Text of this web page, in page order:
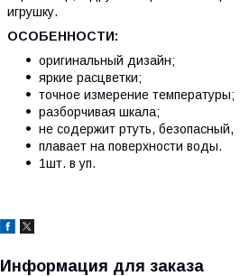
игрушку.
ОСОБЕННОСТИ:
оригинальный дизайн;
яркие расцветки;
точное измерение температуры;
разборчивая шкала;
не содержит ртуть, безопасный,
плавает на поверхности воды.
1шт. в уп.
Информация для заказа